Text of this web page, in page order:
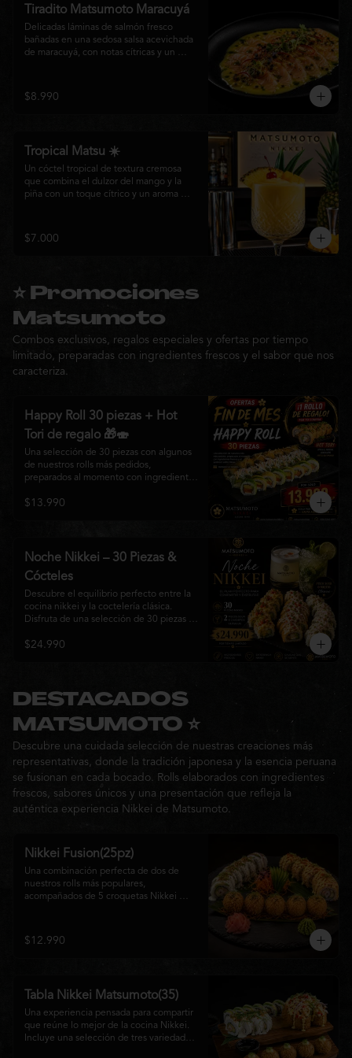
Tiradito Matsumoto Maracuyá
Delicadas láminas de salmón fresco
bañadas en una sedosa salsa acevichada
de maracuyá, con notas cítricas y un
de ají rojo, aceite de cilantro, brotes
frescos y pimienta recién molida. Un
$8.990
Tropical Matsu ☀️
Un cóctel tropical de textura cremosa
que combina el dulzor del mango y la
piña con un toque cítrico y un aroma
nikkei de Matsumoto.
$7.000
⭐ Promociones
Matsumoto
Combos exclusivos, regalos especiales y ofertas por tiempo
limitado, preparadas con ingredientes frescos y el sabor que nos
caracteriza.
Happy Roll 30 piezas + Hot
Tori de regalo 🎁🍣
Una selección de 30 piezas con algunos
de nuestros rolls más pedidos,
preparados al momento con ingredientes
Matsumoto Nikkei. Una promoción
Incluye un Hot Tori de regalo (10 piezas):
crema y cebollín, frito en panko hasta
obtener un dorado perfecto y una
textura irresistible.
$13.990
Noche Nikkei – 30 Piezas &
Cócteles
Descubre el equilibrio perfecto entre la
cocina nikkei y la coctelería clásica.
Disfruta de una selección de 30 piezas
frescos, acompañadas de 2 Pisco Sour o
a Matsumoto Nikkei.
Ideal para: una cita, una salida con
amigos o una noche especial llena de
sabor y buena compañía.
$24.990
DESTACADOS
MATSUMOTO ⭐
Descubre una cuidada selección de nuestras creaciones más
representativas, donde la tradición japonesa y la esencia peruana
se fusionan en cada bocado. Rolls elaborados con ingredientes
frescos, sabores únicos y una presentación que refleja la
auténtica experiencia Nikkei de Matsumoto.
Nikkei Fusion(25pz)
Una combinación perfecta de dos de
nuestros rolls más populares,
acompañados de 5 croquetas Nikkei
cremosa salsa de la casa. Una tabla que
reúne diferentes texturas y sabores, ideal
$12.990
Tabla Nikkei Matsumoto(35)
Una experiencia pensada para compartir
que reúne lo mejor de la cocina Nikkei.
Incluye una selección de tres variedades